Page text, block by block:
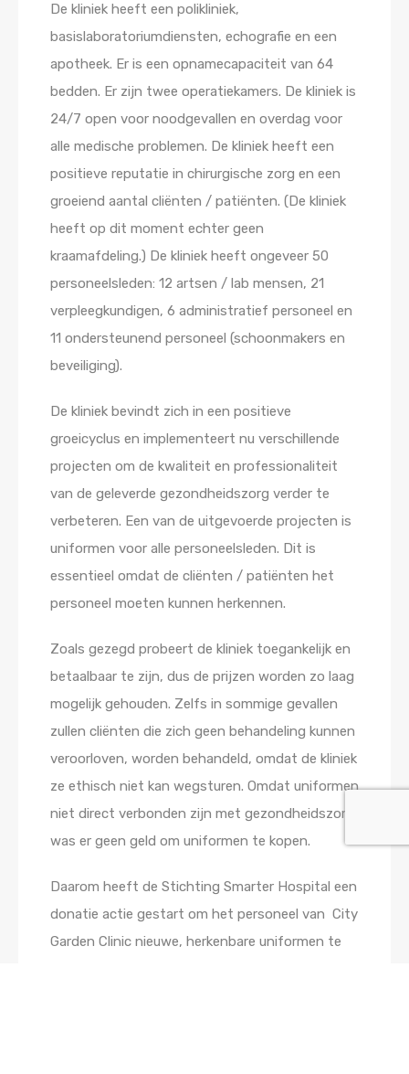
De kliniek heeft een polikliniek,
basislaboratoriumdiensten, echografie en een
apotheek. Er is een opnamecapaciteit van 64
bedden. Er zijn twee operatiekamers. De kliniek is
24/7 open voor noodgevallen en overdag voor
alle medische problemen. De kliniek heeft een
positieve reputatie in chirurgische zorg en een
groeiend aantal cliënten / patiënten. (De kliniek
heeft op dit moment echter geen
kraamafdeling.) De kliniek heeft ongeveer 50
personeelsleden: 12 artsen / lab mensen, 21
verpleegkundigen, 6 administratief personeel en
11 ondersteunend personeel (schoonmakers en
beveiliging).
De kliniek bevindt zich in een positieve
groeicyclus en implementeert nu verschillende
projecten om de kwaliteit en professionaliteit
van de geleverde gezondheidszorg verder te
verbeteren. Een van de uitgevoerde projecten is
uniformen voor alle personeelsleden. Dit is
essentieel omdat de cliënten / patiënten het
personeel moeten kunnen herkennen.
Zoals gezegd probeert de kliniek toegankelijk en
betaalbaar te zijn, dus de prijzen worden zo laag
mogelijk gehouden. Zelfs in sommige gevallen
zullen cliënten die zich geen behandeling kunnen
veroorloven, worden behandeld, omdat de kliniek
ze ethisch niet kan wegsturen. Omdat uniformen
niet direct verbonden zijn met gezondheidszorg,
was er geen geld om uniformen te kopen.
Daarom heeft de Stichting Smarter Hospital een
donatie actie gestart om het personeel van City
Garden Clinic nieuwe, herkenbare uniformen te